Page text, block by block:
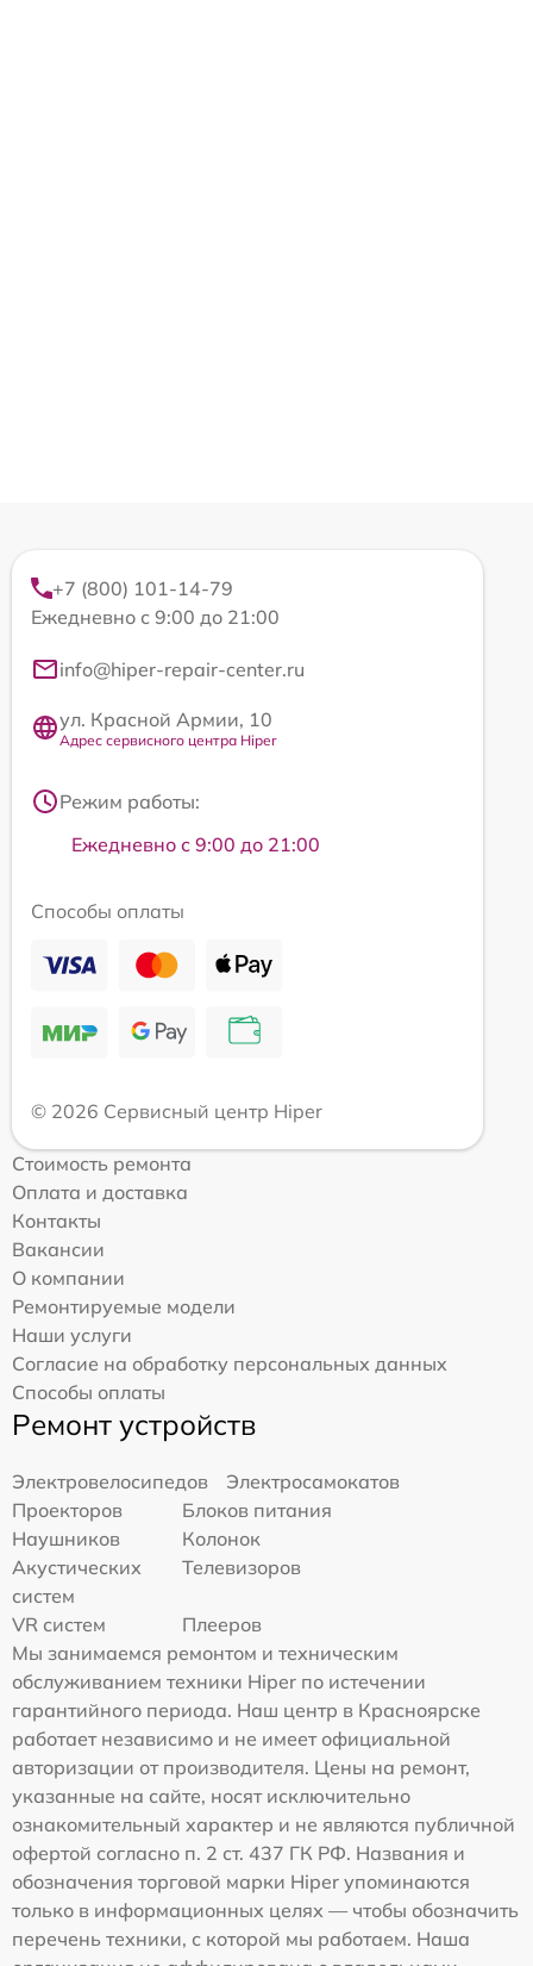
+7 (800) 101-14-79
Ежедневно с 9:00 до 21:00
info@hiper-repair-center.ru
ул. Красной Армии, 10
Адрес сервисного центра Hiper
Режим работы:
Ежедневно с 9:00 до 21:00
Способы оплаты
© 2026 Сервисный центр Hiper
Стоимость ремонта
Оплата и доставка
Контакты
Вакансии
О компании
Ремонтируемые модели
Наши услуги
Согласие на обработку персональных данных
Способы оплаты
Ремонт устройств
Электровелосипедов
Электросамокатов
Проекторов
Блоков питания
Наушников
Колонок
Акустических
систем
Телевизоров
VR систем
Плееров
Мы занимаемся ремонтом и техническим
обслуживанием техники Hiper по истечении
гарантийного периода. Наш центр в Красноярске
работает независимо и не имеет официальной
авторизации от производителя. Цены на ремонт,
указанные на сайте, носят исключительно
ознакомительный характер и не являются публичной
офертой согласно п. 2 ст. 437 ГК РФ. Названия и
обозначения торговой марки Hiper упоминаются
только в информационных целях — чтобы обозначить
перечень техники, с которой мы работаем. Наша